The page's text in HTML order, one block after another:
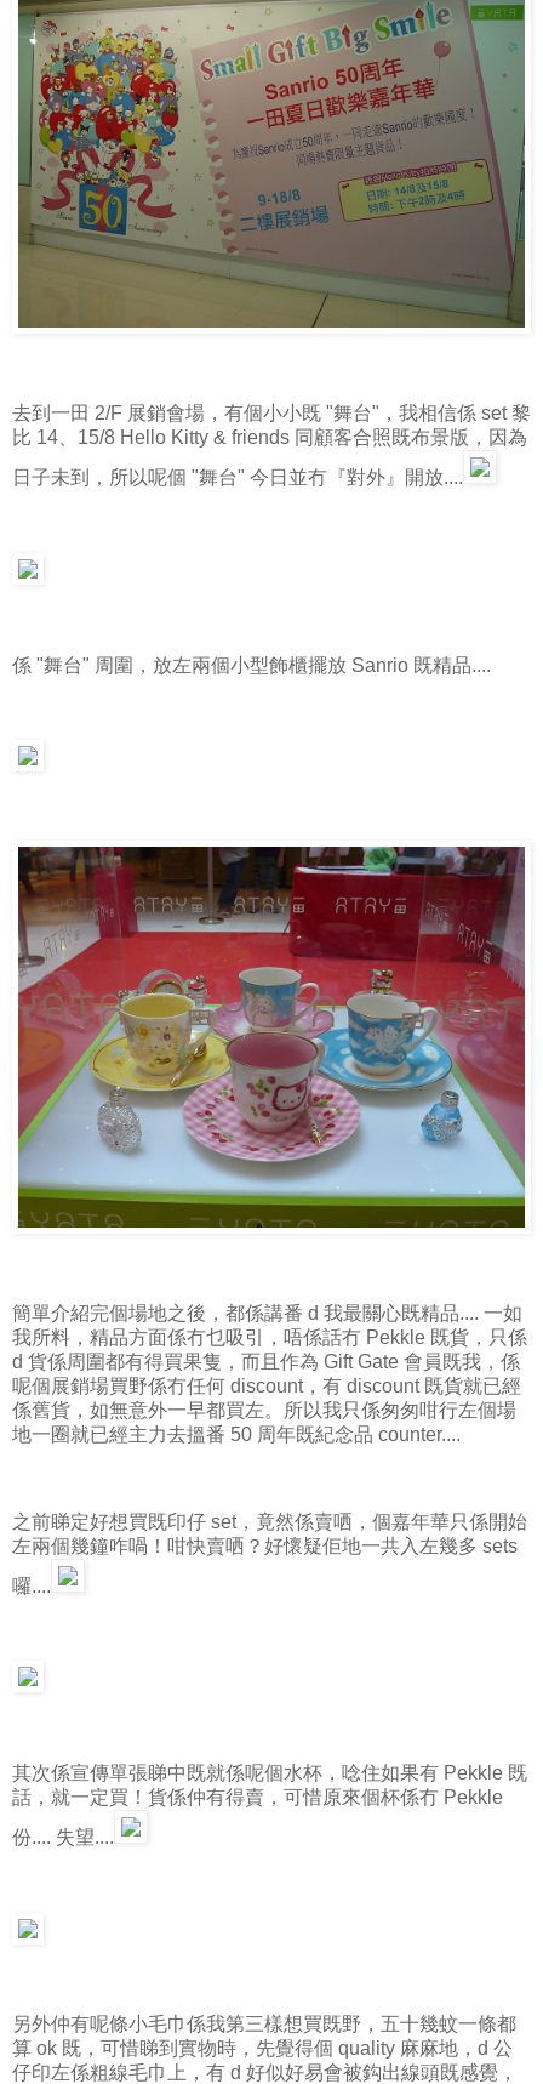
去到一田 2/F 展銷會場，有個小小既 "舞台"，我相信係 set 黎
比 14、15/8 Hello Kitty & friends 同顧客合照既布景版，因為
日子未到，所以呢個 "舞台" 今日並冇『對外』開放....
係 "舞台" 周圍，放左兩個小型飾櫃擺放 Sanrio 既精品....
簡單介紹完個場地之後，都係講番 d 我最關心既精品.... 一如
我所料，精品方面係冇乜吸引，唔係話冇 Pekkle 既貨，只係
d 貨係周圍都有得買果隻，而且作為 Gift Gate 會員既我，係
呢個展銷場買野係冇任何 discount，有 discount 既貨就已經
係舊貨，如無意外一早都買左。所以我只係匆匆咁行左個場
地一圈就已經主力去搵番 50 周年既紀念品 counter....
之前睇定好想買既印仔 set，竟然係賣哂，個嘉年華只係開始
左兩個幾鐘咋喎！咁快賣哂？好懷疑佢地一共入左幾多 sets
囉....
其次係宣傳單張睇中既就係呢個水杯，唸住如果有 Pekkle 既
話，就一定買！貨係仲有得賣，可惜原來個杯係冇 Pekkle
份.... 失望....
另外仲有呢條小毛巾係我第三樣想買既野，五十幾蚊一條都
算 ok 既，可惜睇到實物時，先覺得個 quality 麻麻地，d 公
仔印左係粗線毛巾上，有 d 好似好易會被鈎出線頭既感覺，